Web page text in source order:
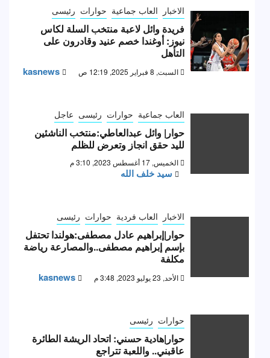
الاخبار العاب جماعية حوارات رئيسى
فريدة وائل لاعبة منتخب السلة لكاس
نيوز: أوغندا خصم عنيد وقادرون على
التأهل
السبت, 8 فبراير 2025, 12:19 ص kasnews
العاب جماعية حوارات رئيسى عاجل
حوار| وائل عبدالعاطي:منتخب الناشئين
لليد حقق انجاز وتعرض للظلم
الخميس, 17 أغسطس 2023, 3:10 م
سيد خلف الله
الاخبار العاب فردية حوارات رئيسى
حوار|إبراهيم عادل مصطفى:هولندا تحتفل
بإسم إبراهيم مصطفى..والمصارعة رياضة
مكلفة
الأحد, 23 يوليو 2023, 3:48 م kasnews
حوارات رئيسى
حوار|هادية حسني: اتحاد الريشة الطائرة
عاقبني.. واللعبة تتراجع